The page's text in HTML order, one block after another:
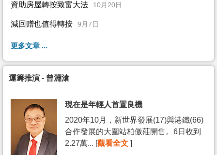
資助房屋轉按致富大法 10月20日
減回赠也值得轉按 9月7日
更多文章 ...
運籌推演 - 曾淵滄
現在是年輕人首置良機
2020年10月，新世界發展(17)與港鐵(66)
合作發展的大圍站柏傲莊開售。6日收到
2.27萬... [觀看全文 ]